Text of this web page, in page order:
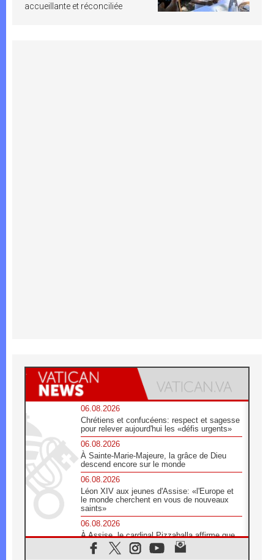
accueillante et réconciliée
06.08.2026
Chrétiens et confucéens: respect et sagesse
pour relever aujourd'hui les «défis urgents»
06.08.2026
À Sainte-Marie-Majeure, la grâce de Dieu
descend encore sur le monde
06.08.2026
Léon XIV aux jeunes d'Assise: «l'Europe et
le monde cherchent en vous de nouveaux
saints»
06.08.2026
À Assise, le cardinal Pizzaballa affirme que
«les chrétiens veulent la paix»